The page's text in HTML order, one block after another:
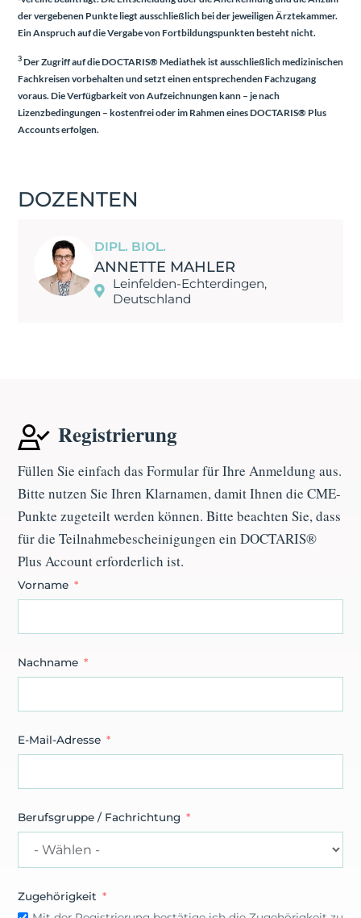
der vergebenen Punkte liegt ausschließlich bei der jeweiligen Ärztekammer.
Ein Anspruch auf die Vergabe von Fortbildungspunkten besteht nicht.
3Der Zugriff auf die DOCTARIS® Mediathek ist ausschließlich medizinischen
Fachkreisen vorbehalten und setzt einen entsprechenden Fachzugang
voraus. Die Verfügbarkeit von Aufzeichnungen kann – je nach
Lizenzbedingungen – kostenfrei oder im Rahmen einesDOCTARIS® Plus
Accountserfolgen.
DOZENTEN
DIPL. BIOL.
ANNETTE MAHLER
Leinfelden-Echterdingen,
Deutschland
Registrierung
Füllen Sie einfach das Formular für Ihre Anmeldung aus.
Bitte nutzen Sie Ihren Klarnamen, damit Ihnen die CME-
Punkte zugeteilt werden können. Bitte beachten Sie, dass
für die Teilnahmebescheinigungen ein DOCTARIS®
Plus Accounterforderlich ist.
Vorname
Nachname
E-Mail-Adresse
Berufsgruppe / Fachrichtung
Zugehörigkeit